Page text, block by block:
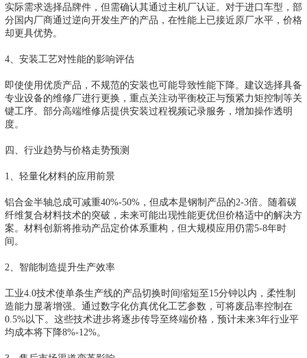
实际需求选择品牌件，但需确认其通过主机厂认证。对于进口车型，部
分国内厂商通过逆向开发生产的产品，在性能上已接近原厂水平，价格
却更具优势。
4、安装工艺对性能的影响评估
即使使用优质产品，不规范的安装也可能导致性能下降。建议选择具备
专业设备的维修厂进行更换，重点关注动平衡校正与预紧力矩控制等关
键工序。部分高端维修店提供安装过程视频记录服务，增加操作透明
度。
四、行业趋势与价格走势预测
1、轻量化材料的应用前景
铝合金半轴总成可减重40%-50%，但成本是钢制产品的2-3倍。随着碳
纤维复合材料技术的突破，未来可能出现性能更优但价格适中的解决方
案。材料创新将推动产品定价体系重构，但大规模应用仍需5-8年时
间。
2、智能制造提升生产效率
工业4.0技术使单条生产线的产品切换时间缩短至15分钟以内，柔性制
造能力显著增强。通过数字化仿真优化工艺参数，可将废品率控制在
0.5%以下。这些技术进步将逐步传导至终端价格，预计未来3年行业平
均成本将下降8%-12%。